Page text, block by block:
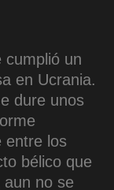
cumplió un
en Ucrania.
dure unos
entre los
bélico que
aun no se